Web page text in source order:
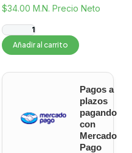
$34.00 M.N. Precio Neto
Añadir al carrito
Pagos a
plazos
pagando
con
Mercado
Pago